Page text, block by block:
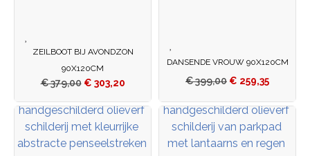
ZEILBOOT BIJ AVONDZON
90X120CM
€379,00 € 303,20
DANSENDE VROUW 90X120CM
€399,00 € 259,35